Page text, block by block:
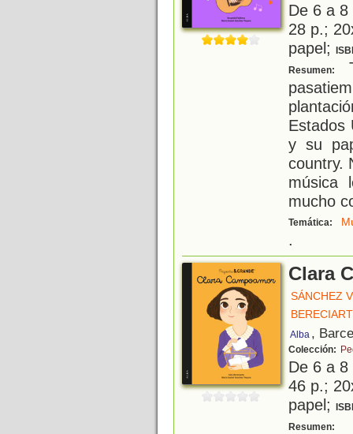
De 6 a
28 p.;
papel;
Resumen:
Estados
y su
country.
música
mucho
Temática:
.
Clara
SÁNCHEZ
Alba ,
Colección:
De 6 a
46 p.;
papel;
Resumen: